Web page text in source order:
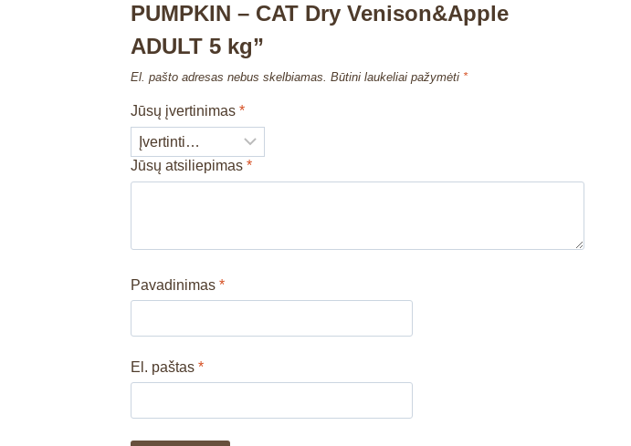
PUMPKIN – CAT Dry Venison&Apple
ADULT 5 kg”
El. pašto adresas nebus skelbiamas. Būtini laukeliai pažymėti *
Jūsų įvertinimas*
Jūsų atsiliepimas*
Pavadinimas*
El. paštas*